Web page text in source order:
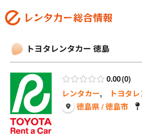
トヨタレンタカー 徳島
0.00 0
レンタカー,
トヨタ
徳島県 / 徳島市